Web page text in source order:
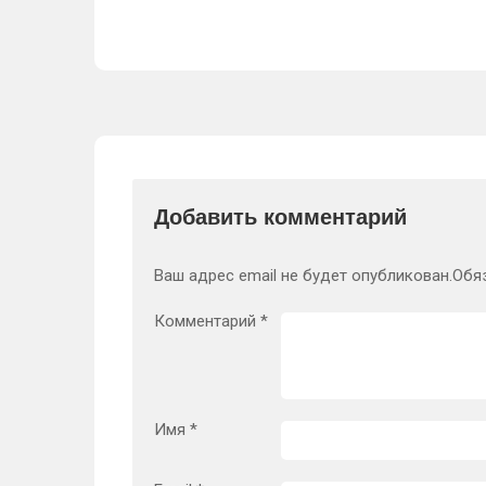
Добавить комментарий
Ваш адрес email не будет опубликован.
Комментарий *
Имя *